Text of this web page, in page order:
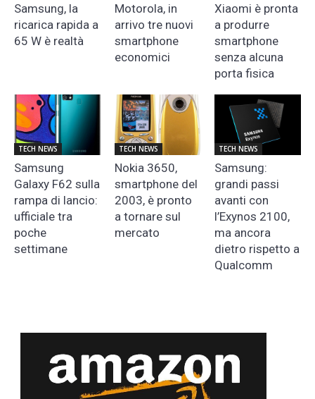
Samsung, la
ricarica rapida a
65 W è realtà
Motorola, in
arrivo tre nuovi
smartphone
economici
Xiaomi è pronta
a produrre
smartphone
senza alcuna
porta fisica
TECH NEWS
Samsung
Galaxy F62 sulla
rampa di lancio:
ufficiale tra
poche
settimane
TECH NEWS
Nokia 3650,
smartphone del
2003, è pronto
a tornare sul
mercato
TECH NEWS
Samsung:
grandi passi
avanti con
l’Exynos 2100,
ma ancora
dietro rispetto a
Qualcomm